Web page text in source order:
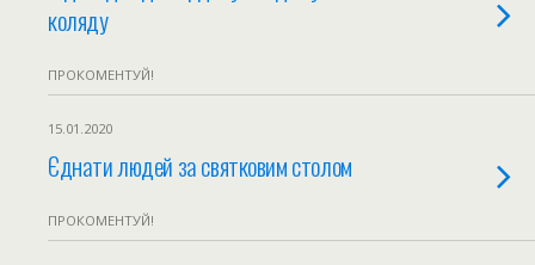
коляду
ПРОКОМЕНТУЙ!
15.01.2020
Єднати людей за святковим столом
ПРОКОМЕНТУЙ!